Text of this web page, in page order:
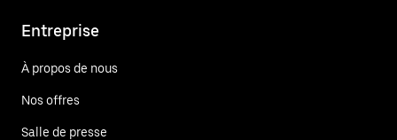
Entreprise
À propos de nous
Nos offres
Salle de presse